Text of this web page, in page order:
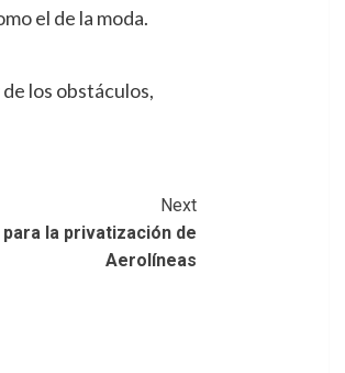
el de la moda.
los obstáculos,
Next
la privatización de
Aerolíneas